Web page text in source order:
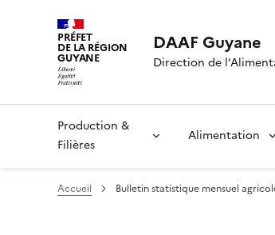
PRÉFET
DE LA RÉGION
GUYANE
DAAF Guyane
Direction de
Production &
Filières
Alimentation
Accueil Bulletin statistique mensuel